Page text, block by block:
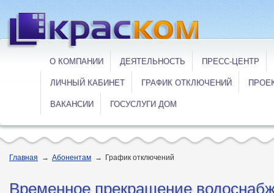
О КОМПАНИИ ДЕЯТЕЛЬНОСТЬ ПРЕСС-ЦЕНТР
ЛИЧНЫЙ КАБИНЕТ ГРАФИК ОТКЛЮЧЕНИЙ
ВАКАНСИИ ГОСУСЛУГИ ДОМ
Главная → Абонентам → График отключений
Временное прекращение